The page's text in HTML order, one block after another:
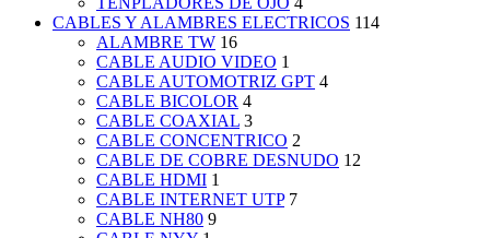
CABLES Y ALAMBRES ELECTRICOS 114
ALAMBRE TW 16
CABLE AUDIO VIDEO 1
CABLE AUTOMOTRIZ GPT 4
CABLE BICOLOR 4
CABLE COAXIAL 3
CABLE CONCENTRICO 2
CABLE DE COBRE DESNUDO 12
CABLE HDMI 1
CABLE INTERNET UTP 7
CABLE NH80 9